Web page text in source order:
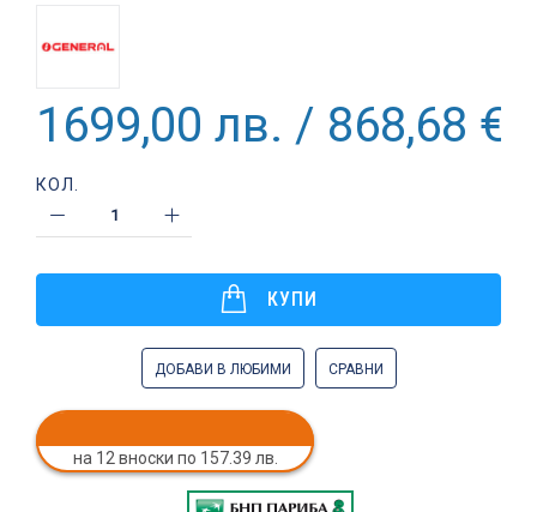
1699,00 лв. / 868,68 €
КОЛ.
КУПИ
ДОБАВИ В ЛЮБИМИ СРАВНИ
на 12 вноски по 157.39 лв.